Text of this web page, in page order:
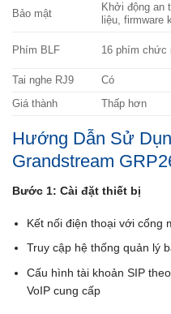
Bảo mật
Khởi động an
liệu, firmware
Phím BLF 16 phím chức
Tai nghe RJ9 Có
Giá thành Thấp hơn
Hướng Dẫn Sử
Grandstream
Bước 1: Cài đặt thiết bị
Kết nối điện thoại với cổng
Truy cập hệ thống quản lý
Cấu hình tài khoản SIP
VoIP cung cấp